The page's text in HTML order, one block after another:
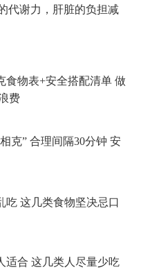
代谢力，肝脏的负担减
食物表+安全搭配清单 做
费
克” 合理间隔30分钟 安
吃 这几类食物坚决忌口
适合 这几类人尽量少吃